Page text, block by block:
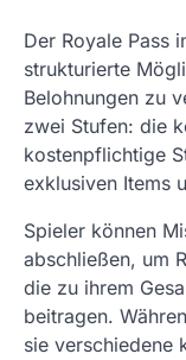
Der Royale Pass
strukturierte
Belohnungen zu
zwei Stufen: die
kostenpflichtige
exklusiven Items
Spieler können
abschließen, um
die zu ihrem
beitragen.
sie verschiedene